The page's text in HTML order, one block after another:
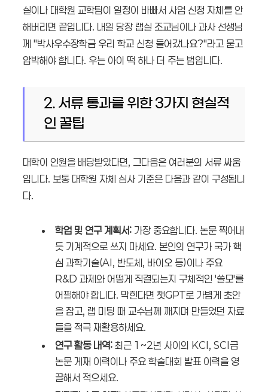
실이나 대학원 교학팀이 일정이 바빠서 사업 신청 자체를 안
해버리면 끝입니다. 내일 당장 랩실 조교님이나 과사 선생님
께 "박사우수장학금 우리 학교 신청 들어갔나요?"라고 묻고
압박해야 합니다. 우는 아이 떡 하나 더 주는 법입니다.
2. 서류 통과를 위한 3가지 현실적
인 꿀팁
대학이 인원을 배당받았다면, 그다음은 여러분의 서류 싸움
입니다. 보통 대학원 자체 심사 기준은 다음과 같이 구성됩니
다.
학업 및 연구 계획서: 가장 중요합니다. 논문 찍어내
듯 기계적으로 쓰지 마세요. 본인의 연구가 국가 핵
심 과학기술(AI, 반도체, 바이오 등)이나 주요
R&D 과제와 어떻게 직결되는지 구체적인 '쓸모'를
어필해야 합니다. 막힌다면 챗GPT로 가볍게 초안
을 잡고, 랩 미팅 때 교수님께 깨지며 만들었던 자료
들을 적극 재활용하세요.
연구 활동 내역: 최근 1~2년 사이의 KCI, SCI급
논문 게재 이력이나 주요 학술대회 발표 이력을 영
끌해서 적으세요.